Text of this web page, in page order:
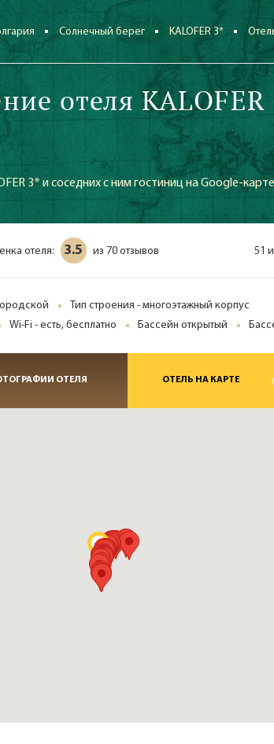
Солнечный берег KALOFER 3*
отеля KALOFER
3* и соседних с ним гостиниц на Google-
отеля: 3.5 из 70 отзывов 51
Тип строения - многоэтажный корпус
Wi-Fi - есть, бесплатно Бассейн открытый
ОТЕЛЯ ОТЕЛЬ НА КАРТЕ